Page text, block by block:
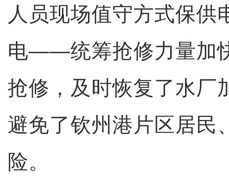
人员现场值守方式保供
电——统筹抢修力量加
抢修，及时恢复了水厂
避免了钦州港片区居民
险。